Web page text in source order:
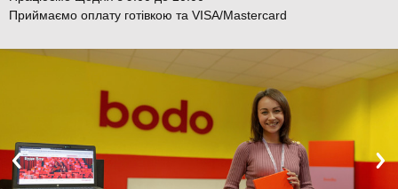
Приймаємо оплату готівкою та VISA/Mastercard